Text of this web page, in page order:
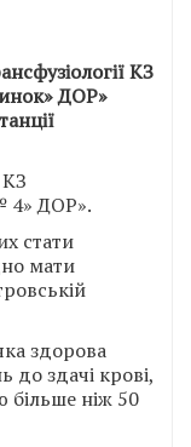
КЗ
ДОР»
4» ДОР».
стати
мати
здорова
до здачі крові,
більше ніж 50